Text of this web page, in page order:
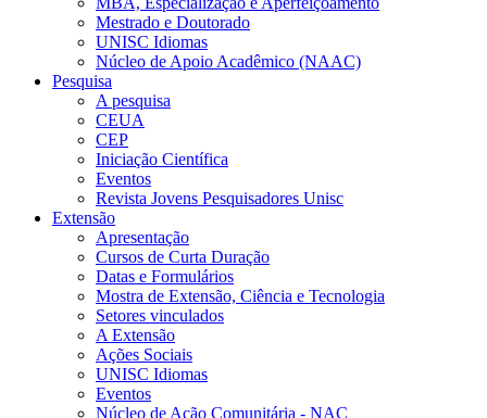
Mestrado e Doutorado
UNISC Idiomas
Núcleo de Apoio Acadêmico (NAAC)
Pesquisa
A pesquisa
CEUA
CEP
Iniciação Científica
Eventos
Revista Jovens Pesquisadores Unisc
Extensão
Apresentação
Cursos de Curta Duração
Datas e Formulários
Mostra de Extensão, Ciência e Tecnologia
Setores vinculados
A Extensão
Ações Sociais
UNISC Idiomas
Eventos
Núcleo de Ação Comunitária - NAC